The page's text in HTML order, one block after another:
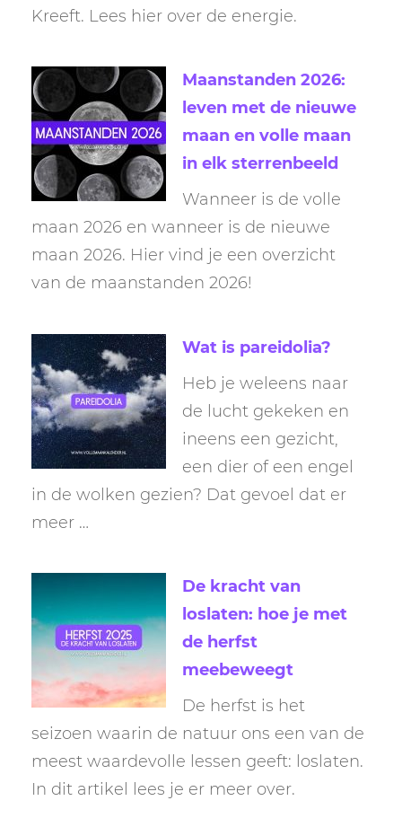
Kreeft. Lees hier over de energie.
Maanstanden 2026:
leven met de nieuwe
maan en volle maan
in elk sterrenbeeld
Wanneer is de volle
maan 2026 en wanneer is de nieuwe
maan 2026. Hier vind je een overzicht
van de maanstanden 2026!
Wat is pareidolia?
Heb je weleens naar
de lucht gekeken en
ineens een gezicht,
een dier of een engel
in de wolken gezien? Dat gevoel dat er
meer …
De kracht van
loslaten: hoe je met
de herfst
meebeweegt
De herfst is het
seizoen waarin de natuur ons een van de
meest waardevolle lessen geeft: loslaten.
In dit artikel lees je er meer over.